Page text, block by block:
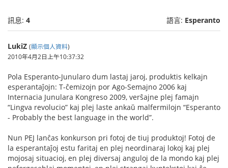
訊息: 4 語言: Esperanto
LukiZ (顯示個人資料)
2010年4月2日上午10:37:32
Pola Esperanto-Junularo dum lastaj jaroj, produktis kelkajn
esperantaĵojn: T-ĉemizojn por Ago-Semajno 2006 kaj
Internacia Junulara Kongreso 2009, verŝajne plej famajn
“Lingva revolucio” kaj plej laste ankaŭ malfermilojn “Esperanto
- Probably the best language in the world”.
Nun PEJ lanĉas konkurson pri fotoj de tiuj produktoj! Fotoj de
la esperantaĵoj estu faritaj en plej neordinaraj lokoj kaj plej
mojosaj situacioj, en plej diversaj anguloj de la mondo kaj plej